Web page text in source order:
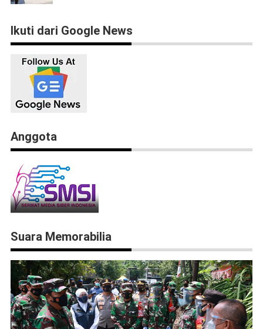
Ikuti dari Google News
Anggota
Suara Memorabilia